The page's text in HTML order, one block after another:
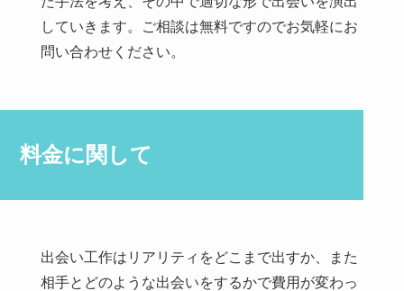
していきます。ご相談は無料ですのでお気軽にお
問い合わせください。
料金に関して
出会い工作はリアリティをどこまで出すか、また
相手とどのような出会いをするかで費用が変わっ